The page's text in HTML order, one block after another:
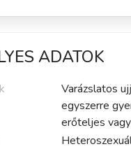
ADATOK
Varázslatos
egyszerre
erőteljes